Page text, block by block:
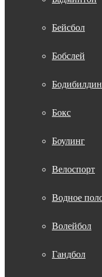
Бейсбол
Бобслей
Бокс
Боулинг
Велоспорт
Водное
Волейбол
Гандбол